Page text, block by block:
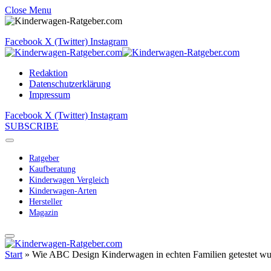
Close Menu
Facebook X (Twitter) Instagram
Redaktion
Datenschutzerklärung
Impressum
Facebook X (Twitter) Instagram
SUBSCRIBE
Ratgeber
Kaufberatung
Kinderwagen Vergleich
Kinderwagen-Arten
Hersteller
Magazin
Start » Wie ABC Design Kinderwagen in echten Familien getestet